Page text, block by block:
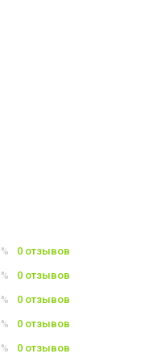
0 отзывов
0 отзывов
0 отзывов
0 отзывов
0 отзывов